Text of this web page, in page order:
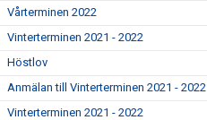
Vårterminen 2022
Vinterterminen 2021 - 2022
Höstlov
Anmälan till Vinterterminen 2021 - 2022
Vinterterminen 2021 - 2022